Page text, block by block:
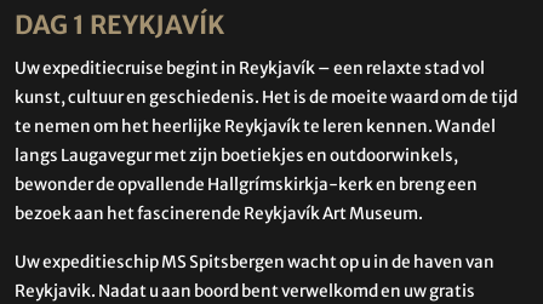
DAG 1 REYKJAVÍK
Uw expeditiecruise begint in Reykjavík – een relaxte stad vol
kunst, cultuur en geschiedenis. Het is de moeite waard om de tijd
te nemen om het heerlijke Reykjavík te leren kennen. Wandel
langs Laugavegur met zijn boetiekjes en outdoorwinkels,
bewonder de opvallende Hallgrímskirkja-kerk en breng een
bezoek aan het fascinerende Reykjavík Art Museum.
Uw expeditieschip MS Spitsbergen wacht op u in de haven van
Reykjavik. Nadat u aan boord bent verwelkomd en uw gratis